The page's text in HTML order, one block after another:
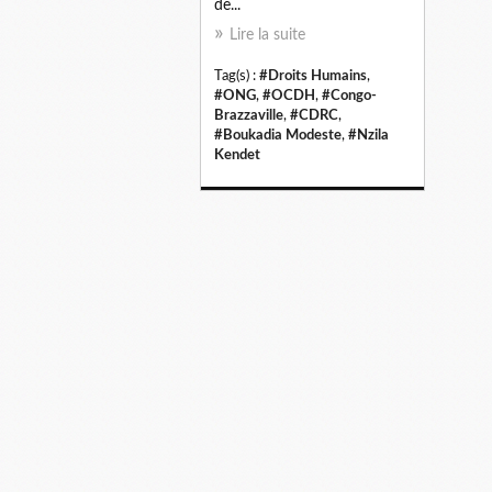
de...
Lire la suite
Tag(s) : #Droits Humains,
#ONG, #OCDH, #Congo-
Brazzaville, #CDRC,
#Boukadia Modeste, #Nzila
Kendet